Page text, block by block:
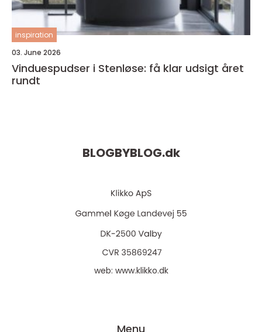
inspiration
03. June 2026
Vinduespudser i Stenløse: få klar udsigt året
rundt
BLOGBYBLOG.dk
web: www.klikko.dk
Menu